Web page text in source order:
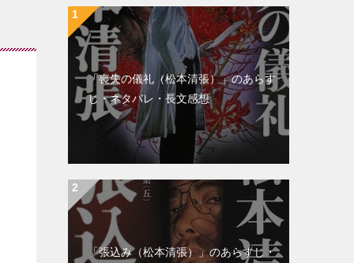
「喪失の儀礼（松本清張）」のあらす
じ・ネタバレ・長文感想
「張込み（松本清張）」のあらすじ・